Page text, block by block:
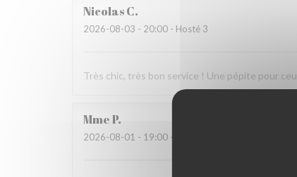
NicolasC
2026-08-03 - 20:00 - Hosté 3
Très chic, très bon service ! Une pépite pour
MmeP
2026-08-01 - 19:00 - Hosté 3